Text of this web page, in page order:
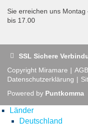
Sie erreichen uns
bis 17.00
SSL Sichere
Copyright Miramare
AGB
Datenschutzerklärung
Powered by Puntkomma
Länder
Deutschland